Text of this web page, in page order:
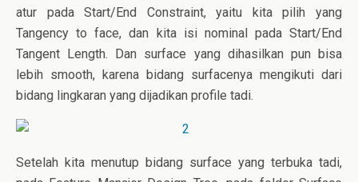
atur pada Start/End Constraint, yaitu kita pilih yang
Tangency to face, dan kita isi nominal pada Start/End
Tangent Length. Dan surface yang dihasilkan pun bisa
lebih smooth, karena bidang surfacenya mengikuti dari
bidang lingkaran yang dijadikan profile tadi.
Setelah kita menutup bidang surface yang terbuka tadi,